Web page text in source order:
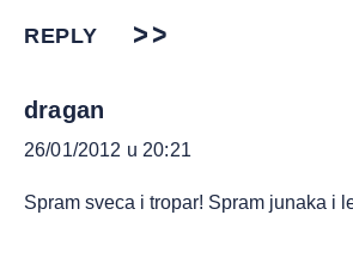
REPLY
dragan
26/01/2012 u 20:21
Spram sveca i tropar! Spram junaka i